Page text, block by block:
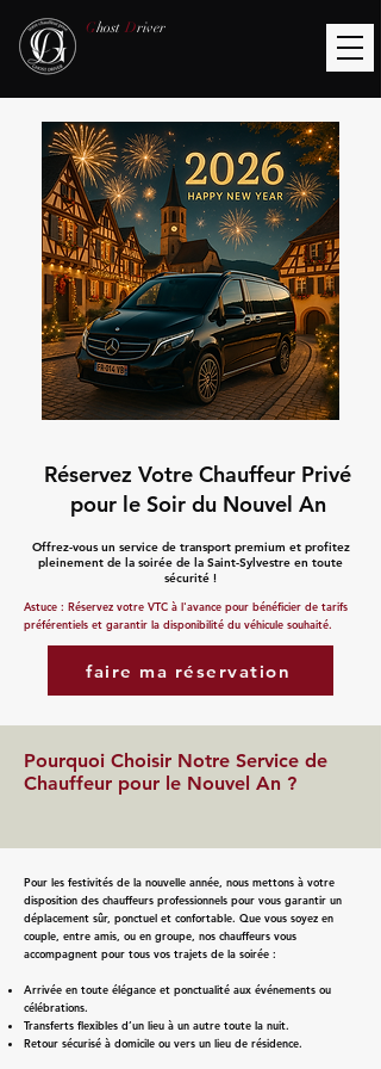
Ghost Driver
Réservez Votre Chauffeur Privé
pour le Soir du Nouvel An
Offrez-vous un service de transport premium et profitez
pleinement de la soirée de la Saint-Sylvestre en toute
sécurité !
Astuce : Réservez votre VTC à l'avance pour bénéficier de tarifs
préférentiels et garantir la disponibilité du véhicule souhaité.
faire ma réservation
Pourquoi Choisir Notre Service de
Chauffeur pour le Nouvel An ?
Pour les festivités de la nouvelle année, nous mettons à votre
disposition des chauffeurs professionnels pour vous garantir un
déplacement sûr, ponctuel et confortable. Que vous soyez en
couple, entre amis, ou en groupe, nos chauffeurs vous
accompagnent pour tous vos trajets de la soirée :
Arrivée en toute élégance et ponctualité aux événements ou
célébrations.
Transferts flexibles d’un lieu à un autre toute la nuit.
Retour sécurisé à domicile ou vers un lieu de résidence.